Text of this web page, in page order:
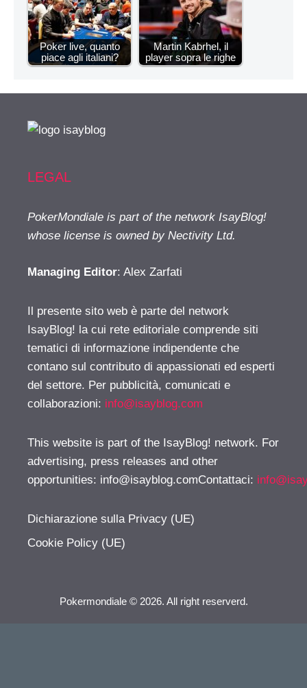
Poker live, quanto
piace agli italiani?
Martin Kabrhel, il
player sopra le righe
LEGAL
PokerMondiale is part of the network IsayBlog!
whose license is owned by Nectivity Ltd.
Managing Editor: Alex Zarfati
Il presente sito web è parte del network
IsayBlog! la cui rete editoriale comprende siti
tematici di informazione indipendente che
contano sul contributo di appassionati ed esperti
del settore. Per pubblicità, comunicati e
collaborazioni: info@isayblog.com
This website is part of the IsayBlog! network. For
advertising, press releases and other
opportunities: info@isayblog.comContattaci:
Dichiarazione sulla Privacy (UE)
Cookie Policy (UE)
Pokermondiale © 2026. All right reserverd.